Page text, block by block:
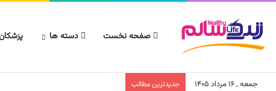
صفحه نخست دسته ها
جمعه , ۱۶ مرداد ۱۴۰۵ جدیدترین مطالب